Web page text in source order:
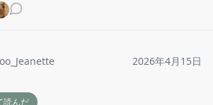
2026年4月15日
読んだ